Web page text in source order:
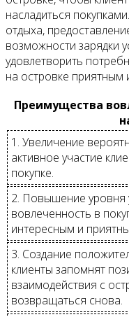
насладиться
отдыха,
возможности зарядки
удовлетворить
на островке
Преимущества
1. Увеличение
активное участие
покупке.
2. Повышение уровня
вовлеченность в
интересным и
3. Создание
клиенты запомнят
взаимодействия с
возвращаться снова.